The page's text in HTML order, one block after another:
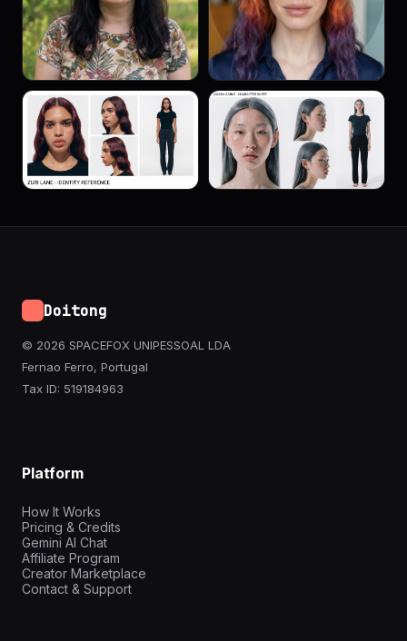
Doitong
© 2026 SPACEFOX UNIPESSOAL LDA
Fernao Ferro, Portugal
Tax ID: 519184963
Platform
How It Works
Pricing & Credits
Gemini AI Chat
Affiliate Program
Creator Marketplace
Contact & Support